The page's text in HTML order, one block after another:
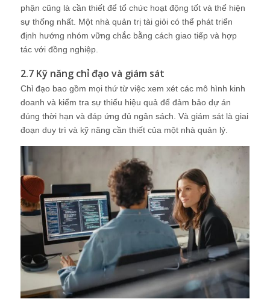
phận cũng là cần thiết để tổ chức hoạt động tốt và thể hiện
sự thống nhất. Một nhà quản trị tài giỏi có thể phát triển
định hướng nhóm vững chắc bằng cách giao tiếp và hợp
tác với đồng nghiệp.
2.7 Kỹ năng chỉ đạo và giám sát
Chỉ đạo bao gồm mọi thứ từ việc xem xét các mô hình kinh
doanh và kiểm tra sự thiếu hiệu quả để đảm bảo dự án
đúng thời hạn và đáp ứng đủ ngân sách. Và giám sát là giai
đoạn duy trì và kỹ năng cần thiết của một nhà quản lý.